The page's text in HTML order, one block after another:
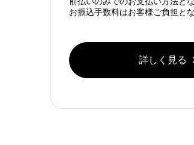
お振込手数料はお客様ご負担とな
詳しく見る